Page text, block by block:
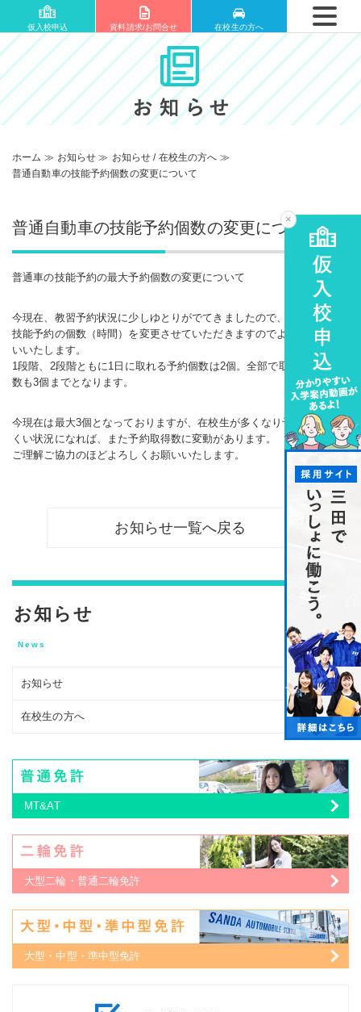
仮入校申込 資料請求/お問合せ 在校生の方へ
ホーム ≫ お知らせ ≫ お知らせ / 在校生の方へ ≫
普通自動車の技能予約個数の変更について
普通自動車の技能予約個数の変更について
普通車の技能予約の最大予約個数の変更について
今現在、教習予約状況に少しゆとりがでてきましたので、下記の通り
技能予約の個数（時間）を変更させていただきますのでよろしくお願
いいたします。
1段階、2段階ともに1日に取れる予約個数は2個。全部で取れる予約個
数も3個までとなります。
今現在は最大3個となっておりますが、在校生が多くなり予約が取りに
くい状況になれば、また予約取得数に変動があります。
ご理解ご協力のほどよろしくお願いいたします。
お知らせ一覧へ戻る
お知らせ
News
お知らせ
在校生の方へ
MT&AT
大型二輪・普通二輪免許
大型・中型・準中型免許
×